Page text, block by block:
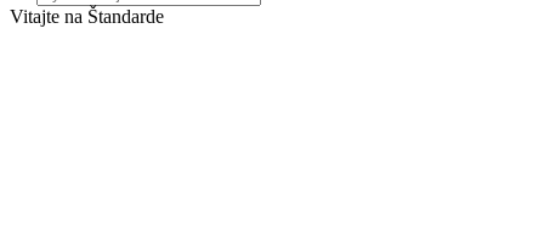
Vitajte na Štandarde